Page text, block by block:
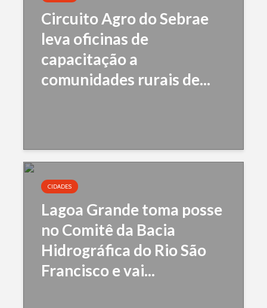
Circuito Agro do Sebrae
leva oficinas de
capacitação a
comunidades rurais de...
CIDADES
Lagoa Grande toma posse
no Comitê da Bacia
Hidrográfica do Rio São
Francisco e vai...